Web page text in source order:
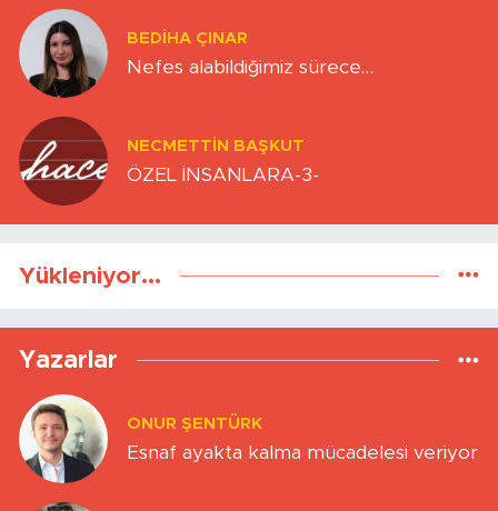
BEDIHA ÇINAR
Nefes alabildiğimiz sürece…
NECMETTIN BAŞKUT
ÖZEL İNSANLARA-3-
Yükleniyor...
Yazarlar
ONUR ŞENTÜRK
Esnaf ayakta kalma mücadelesi veriyor